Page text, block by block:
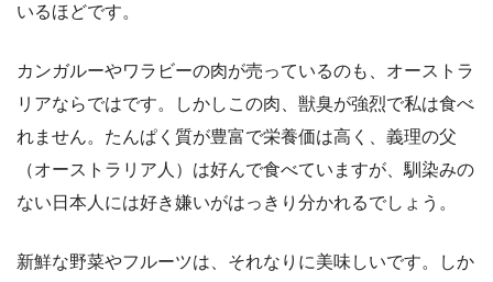
いるほどです。
カンガルーやワラビーの肉が売っているのも、オーストラ
リアならではです。しかしこの肉、獣臭が強烈で私は食べ
れません。たんぱく質が豊富で栄養価は高く、義理の父
（オーストラリア人）は好んで食べていますが、馴染みの
ない日本人には好き嫌いがはっきり分かれるでしょう。
新鮮な野菜やフルーツは、それなりに美味しいです。しか